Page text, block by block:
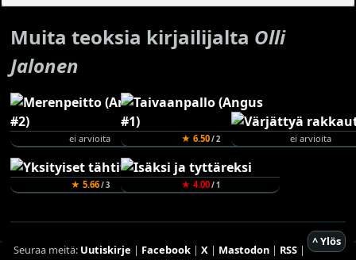
Muita teoksia kirjailijalta Olli
Jalonen
ei arvioita ★ 6.50/ 2 ei arvioita
★ 5.66/ 3 ★ 4.00/ 1
^ Ylös
Seuraa meitä: Uutiskirje | Facebook| X| Mastodon| RSS|